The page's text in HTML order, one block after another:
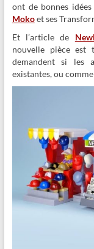
ont de bonnes
Mokoet ses
Et l’article de
nouvelle pièce
demandent si les
existantes, ou